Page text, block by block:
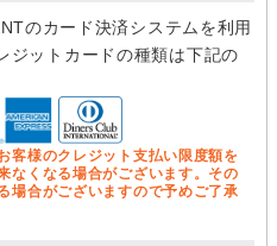
のカード決済システムを利用
ジットカードの種類は下記の
客様のクレジット支払い限度額を
なくなる場合がございます。その
場合がございますので予めご了承